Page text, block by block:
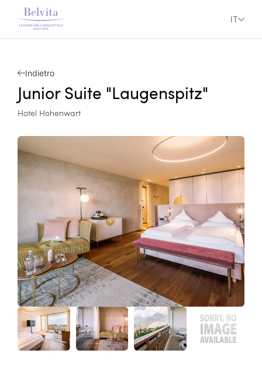
IT
Indietro
Junior Suite "Laugenspitz"
Hotel Hohenwart